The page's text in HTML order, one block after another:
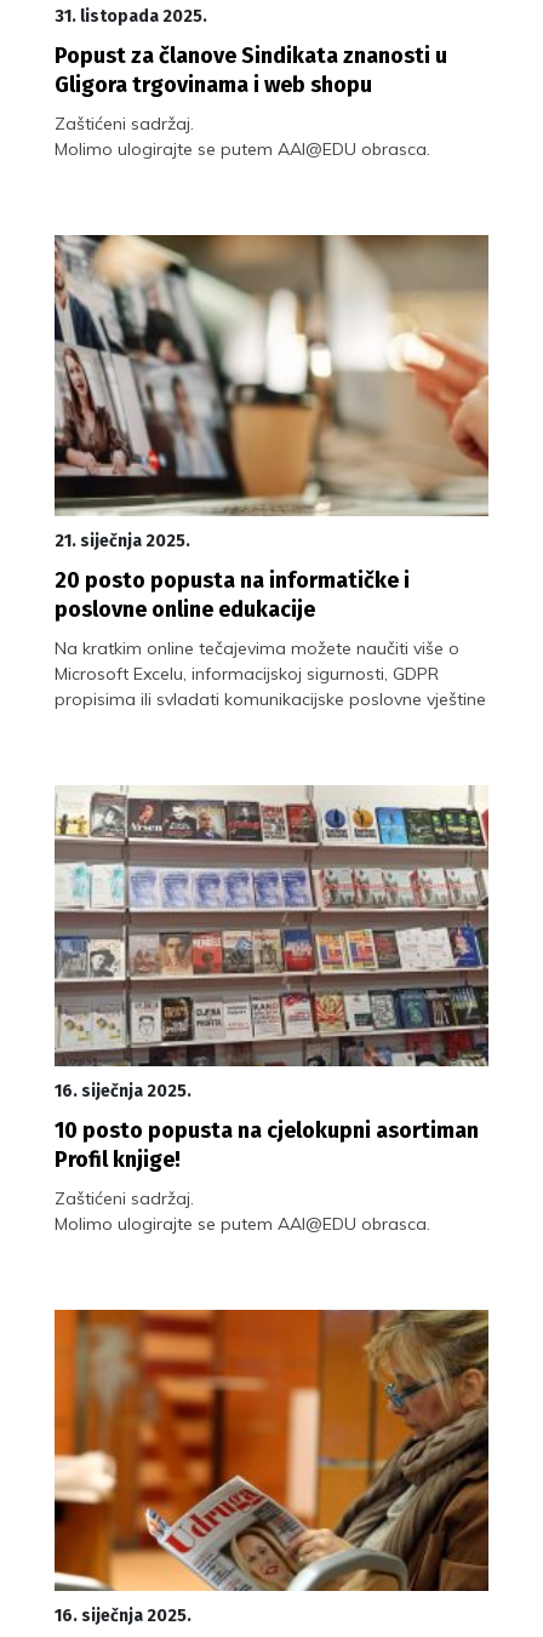
31. listopada 2025.
Popust za članove Sindikata znanosti u
Gligora trgovinama i web shopu
Zaštićeni sadržaj.
Molimo ulogirajte se putem AAI@EDU obrasca.
21. siječnja 2025.
20 posto popusta na informatičke i
poslovne online edukacije
Na kratkim online tečajevima možete naučiti više o
Microsoft Excelu, informacijskoj sigurnosti, GDPR
propisima ili svladati komunikacijske poslovne vještine
16. siječnja 2025.
10 posto popusta na cjelokupni asortiman
Profil knjige!
Zaštićeni sadržaj.
Molimo ulogirajte se putem AAI@EDU obrasca.
16. siječnja 2025.